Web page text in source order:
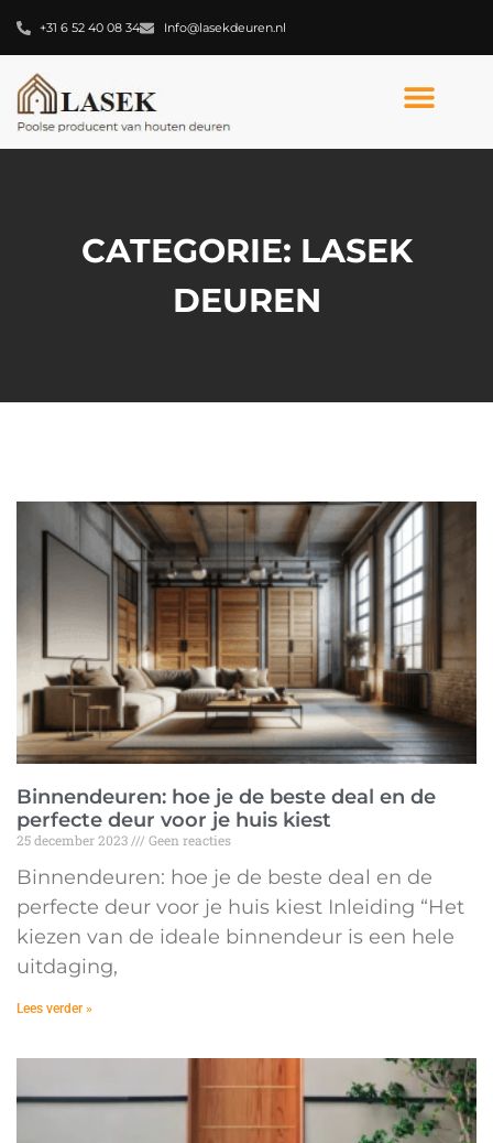
+31 6 52 40 08 34 Info@lasekdeuren.nl
CATEGORIE: LASEK
DEUREN
Binnendeuren: hoe je de beste deal en de
perfecte deur voor je huis kiest
25 december 2023 Geen reacties
Binnendeuren: hoe je de beste deal en de
perfecte deur voor je huis kiest Inleiding “Het
kiezen van de ideale binnendeur is een hele
uitdaging,
Lees verder »